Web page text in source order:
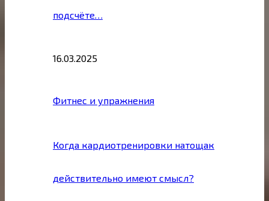
подсчёте…
16.03.2025
Фитнес и упражнения
Когда кардиотренировки натощак
действительно имеют смысл?